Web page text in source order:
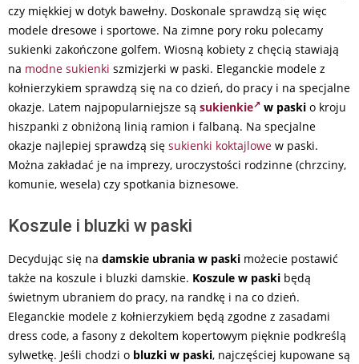
czy miękkiej w dotyk bawełny. Doskonale sprawdzą się więc
modele dresowe i sportowe. Na zimne pory roku polecamy
sukienki zakończone golfem. Wiosną kobiety z chęcią stawiają
na modne sukienki szmizjerki w paski. Eleganckie modele z
kołnierzykiem sprawdzą się na co dzień, do pracy i na specjalne
okazje. Latem najpopularniejsze są sukienkie w paski o kroju
hiszpanki z obniżoną linią ramion i falbaną. Na specjalne
okazje najlepiej sprawdzą się sukienki koktajlowe w paski.
Można zakładać je na imprezy, uroczystości rodzinne (chrzciny,
komunie, wesela) czy spotkania biznesowe.
Koszule i bluzki w paski
Decydując się na damskie ubrania w paski możecie postawić
także na koszule i bluzki damskie. Koszule w paski będą
świetnym ubraniem do pracy, na randkę i na co dzień.
Eleganckie modele z kołnierzykiem będą zgodne z zasadami
dress code, a fasony z dekoltem kopertowym pięknie podkreślą
sylwetkę. Jeśli chodzi o bluzki w paski, najczęściej kupowane są